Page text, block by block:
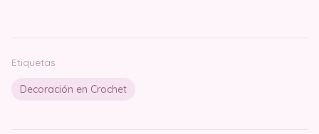
Etiquetas
Decoración en Crochet